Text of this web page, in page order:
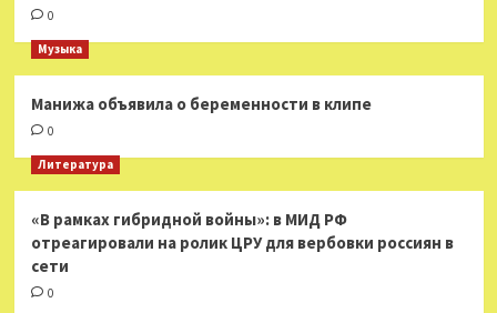
0
Музыка
Манижа объявила о беременности в клипе
0
Литература
«В рамках гибридной войны»: в МИД РФ
отреагировали на ролик ЦРУ для вербовки россиян в
сети
0